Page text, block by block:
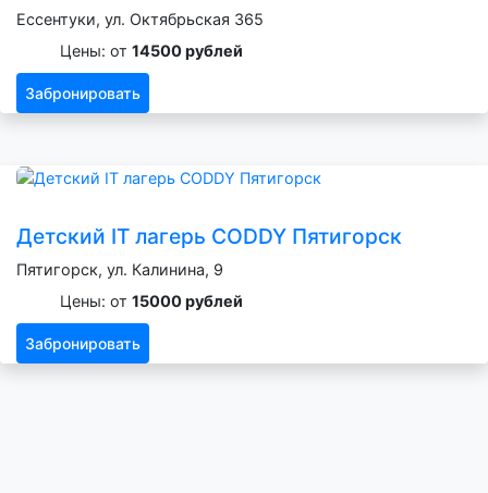
Ессентуки, ул. Октябрьская 365
Цены: от 14500 рублей
Забронировать
Детский IT лагерь CODDY Пятигорск
Пятигорск, ул. Калинина, 9
Цены: от 15000 рублей
Забронировать